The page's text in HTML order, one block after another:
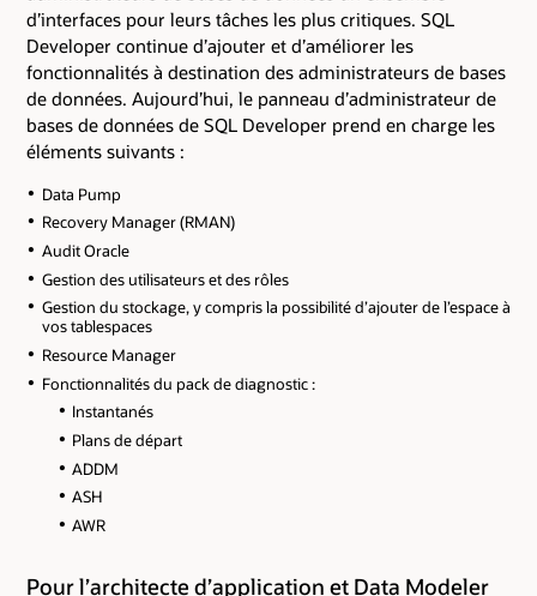
d’interfaces pour leurs tâches les plus critiques. SQL
Developer continue d’ajouter et d’améliorer les
fonctionnalités à destination des administrateurs de bases
de données. Aujourd’hui, le panneau d’administrateur de
bases de données de SQL Developer prend en charge les
éléments suivants :
Data Pump
Recovery Manager (RMAN)
Audit Oracle
Gestion des utilisateurs et des rôles
Gestion du stockage, y compris la possibilité d’ajouter de l’espace à
vos tablespaces
Resource Manager
Fonctionnalités du pack de diagnostic :
Instantanés
Plans de départ
ADDM
ASH
AWR
Pour l’architecte d’application et Data Modeler